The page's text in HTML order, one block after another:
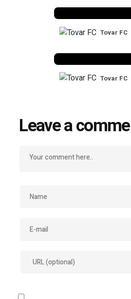
Tovar FC
Tovar FC
Leave a